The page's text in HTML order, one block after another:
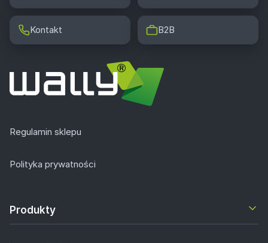
Kontakt B2B
Regulamin sklepu
Polityka prywatności
Produkty